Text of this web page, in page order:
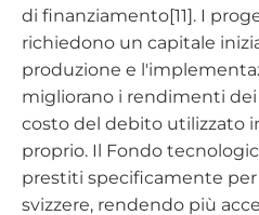
di finanziamento[11]. I
richiedono un capitale
produzione e
migliorano i rendimenti
costo del debito utilizzato
proprio. Il Fondo
prestiti specificamente per
svizzere, rendendo più